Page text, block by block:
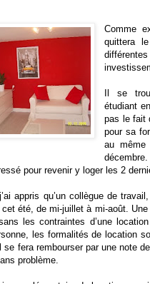
Comme
quittera
Il se
étudiant
pas le fait
pour sa
au même
pour revenir y loger les 2
appris qu’un collègue de
cet été, de mi-juillet à mi-août.
les contraintes d’une
les formalités de location
se fera rembourser par une note
problème.